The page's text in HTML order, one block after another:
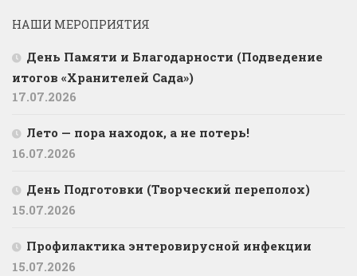
НАШИ МЕРОПРИЯТИЯ
День Памяти и Благодарности (Подведение
итогов «Хранителей Сада»)
17.07.2026
Лето — пора находок, а не потерь!
16.07.2026
День Подготовки (Творческий переполох)
15.07.2026
Профилактика энтеровирусной инфекции
15.07.2026